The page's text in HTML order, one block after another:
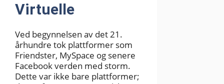
Virtuelle
Ved begynnelsen av det 21.
århundre tok plattformer som
Friendster, MySpace og senere
Facebook verden med storm.
Dette var ikke bare plattformer;